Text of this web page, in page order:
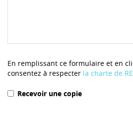
En remplissant ce formulaire et en
consentez à respecter la charte de
Recevoir une copie